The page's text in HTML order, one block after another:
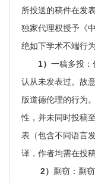
所投送的稿件在发
独家代理权授予《
绝如下学术不端行为
1） 一稿多投：
认从未发表过。故
版道德伦理的行为
性，并未同时投稿
表（包含不同语言
译，作者均需在投
2） 剽窃：剽